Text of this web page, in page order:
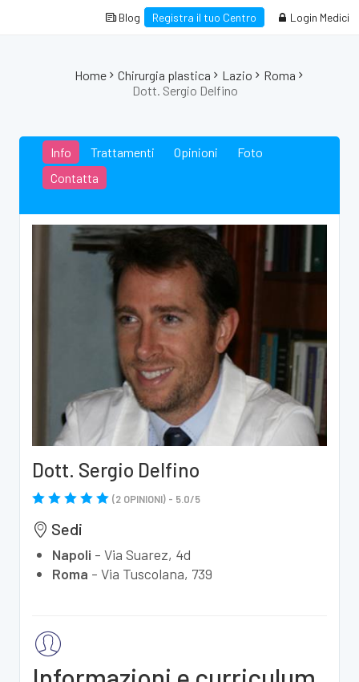
Blog Registra il tuo Centro Login Medici
Home Chirurgia plastica Lazio
Roma
Dott. Sergio Delfino
Info Trattamenti Opinioni
Foto
Contatta
Dott. Sergio Delfino
(2 OPINIONI) - 5.0/5
Sedi
Napoli - Via Suarez, 4d
Roma - Via Tuscolana, 739